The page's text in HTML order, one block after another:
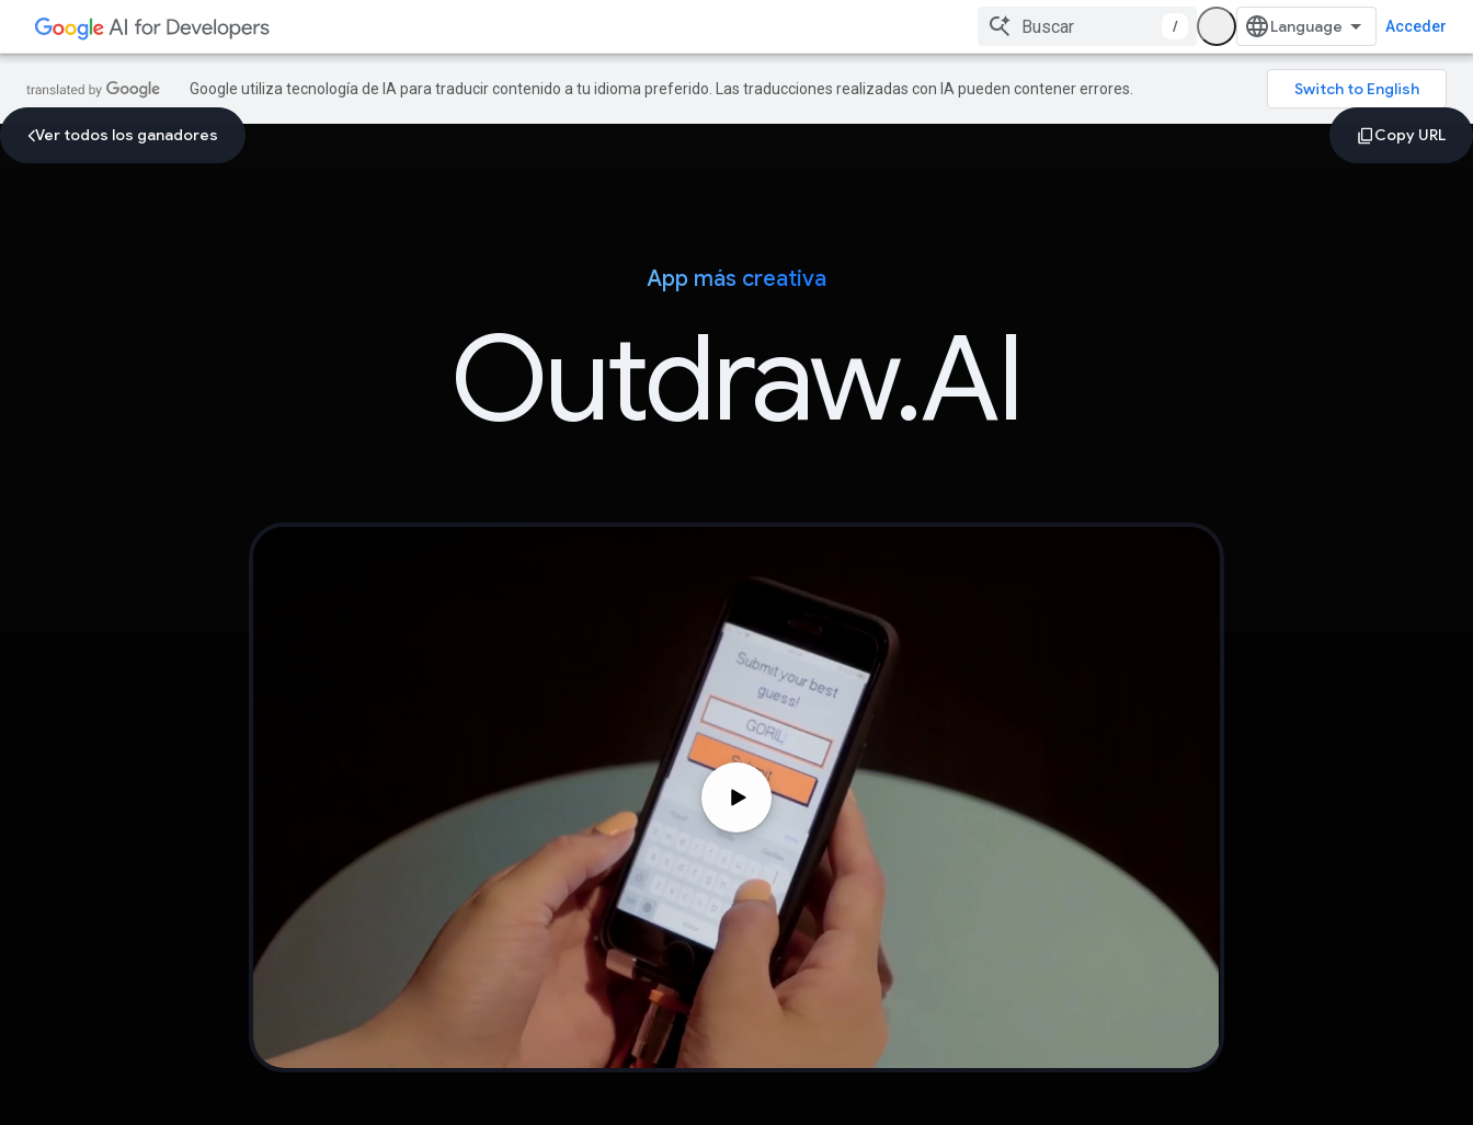
/ Acceder
Google utiliza tecnología de IA para traducir contenido a tu idioma preferido. Las traducciones realizadas con IA pueden contener errores.
Ver todos los ganadores
App más creativa
Outdraw.AI